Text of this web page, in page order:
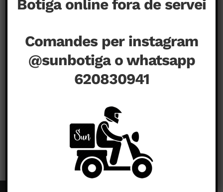
Botiga online fora de servei
Comandes per instagram
@sunbotiga o whatsapp
620830941